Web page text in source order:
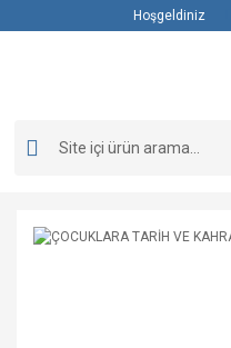
Hoşgeldiniz